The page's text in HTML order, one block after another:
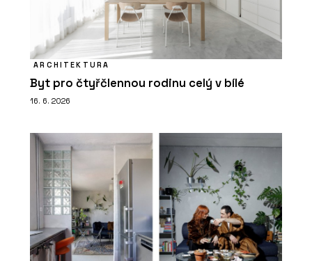
ARCHITEKTURA
Byt pro čtyřčlennou rodinu celý v bílé
16. 6. 2026